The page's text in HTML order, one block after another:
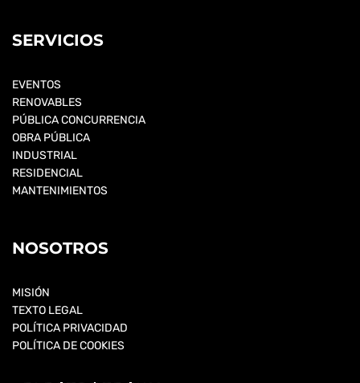
SERVICIOS
EVENTOS
RENOVABLES
PÚBLICA CONCURRENCIA
OBRA PÚBLICA
INDUSTRIAL
RESIDENCIAL
MANTENIMIENTOS
NOSOTROS
MISIÓN
TEXTO LEGAL
POLÍTICA PRIVACIDAD
POLÍTICA DE COOKIES